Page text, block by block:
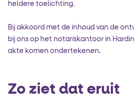
heldere toelichting.
Bij akkoord met de inhoud van de
bij ons op het notariskantoor in
akte komen ondertekenen.
Zo ziet dat eruit